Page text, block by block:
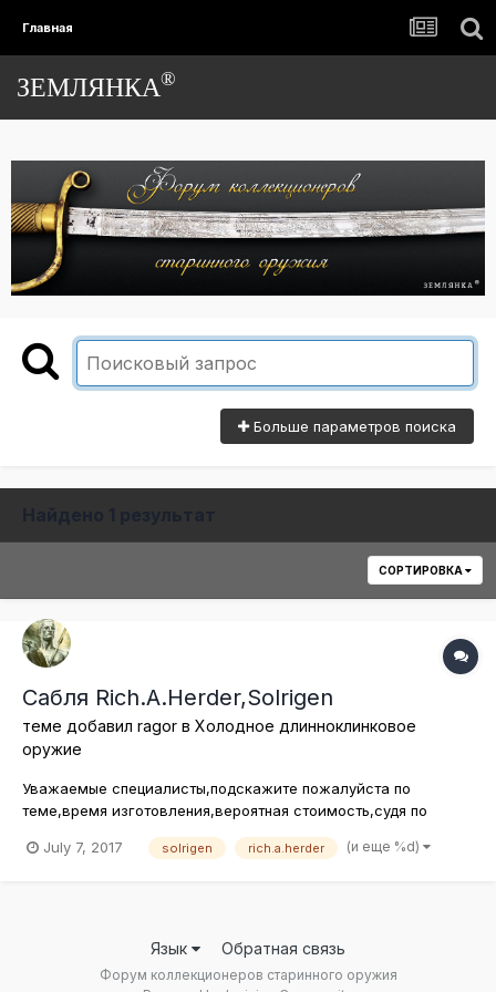
Главная
ЗЕМЛЯНКА®
Больше параметров поиска
Найдено 1 результат
СОРТИРОВКА
Сабля Rich.A.Herder,Solrigen
теме добавил ragor в Холодное длинноклинковое
оружие
Уважаемые специалисты,подскажите пожалуйста по
теме,время изготовления,вероятная стоимость,судя по
мой не профессиональный взгляд ,парадная унтер-
July 7, 2017 solrigen rich.a.herder (и еще %d)
Язык Обратная связь
Форум коллекционеров старинного оружия